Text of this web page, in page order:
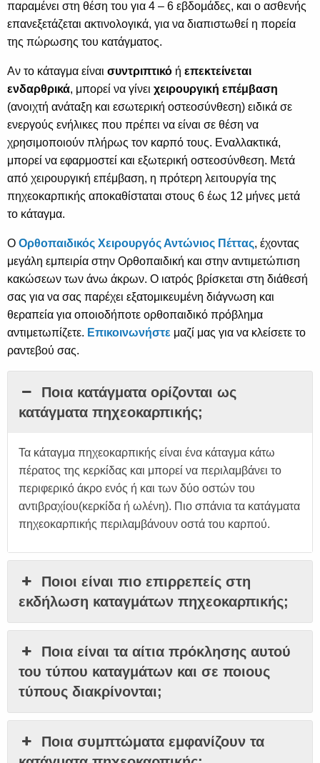
παραμένει στη θέση του για 4 – 6 εβδομάδες, και ο ασθενής
επανεξετάζεται ακτινολογικά, για να διαπιστωθεί η πορεία
της πώρωσης του κατάγματος.
Αν το κάταγμα είναι συντριπτικό ή επεκτείνεται
ενδαρθρικά, μπορεί να γίνει χειρουργική επέμβαση
(ανοιχτή ανάταξη και εσωτερική οστεοσύνθεση) ειδικά σε
ενεργούς ενήλικες που πρέπει να είναι σε θέση να
χρησιμοποιούν πλήρως τον καρπό τους. Εναλλακτικά,
μπορεί να εφαρμοστεί και εξωτερική οστεοσύνθεση. Μετά
από χειρουργική επέμβαση, η πρότερη λειτουργία της
πηχεοκαρπικής αποκαθίσταται στους 6 έως 12 μήνες μετά
το κάταγμα.
O Ορθοπαιδικός Χειρουργός Αντώνιος Πέττας, έχοντας
μεγάλη εμπειρία στην Ορθοπαιδική και στην αντιμετώπιση
κακώσεων των άνω άκρων. Ο ιατρός βρίσκεται στη διάθεσή
σας για να σας παρέχει εξατομικευμένη διάγνωση και
θεραπεία για οποιοδήποτε ορθοπαιδικό πρόβλημα
αντιμετωπίζετε. Επικοινωνήστε μαζί μας για να κλείσετε το
ραντεβού σας.
Ποια κατάγματα ορίζονται ως
κατάγματα πηχεοκαρπικής;
Τα κάταγμα πηχεοκαρπικής είναι ένα κάταγμα κάτω
πέρατος της κερκίδας και μπορεί να περιλαμβάνει το
περιφερικό άκρο ενός ή και των δύο οστών του
αντιβραχίου(κερκίδα ή ωλένη). Πιο σπάνια τα κατάγματα
πηχεοκαρπικής περιλαμβάνουν οστά του καρπού.
Ποιοι είναι πιο επιρρεπείς στη
εκδήλωση καταγμάτων πηχεοκαρπικής;
Ποια είναι τα αίτια πρόκλησης αυτού
του τύπου καταγμάτων και σε ποιους
τύπους διακρίνονται;
Ποια συμπτώματα εμφανίζουν τα